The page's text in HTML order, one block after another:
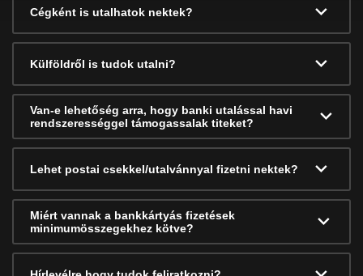
Cégként is utalhatok nektek?
Külföldről is tudok utalni?
Van-e lehetőség arra, hogy banki utalással havi
rendszerességgel támogassalak titeket?
Lehet postai csekkel/utalvánnyal fizetni nektek?
Miért vannak a bankkártyás fizetések
minimumösszegekhez kötve?